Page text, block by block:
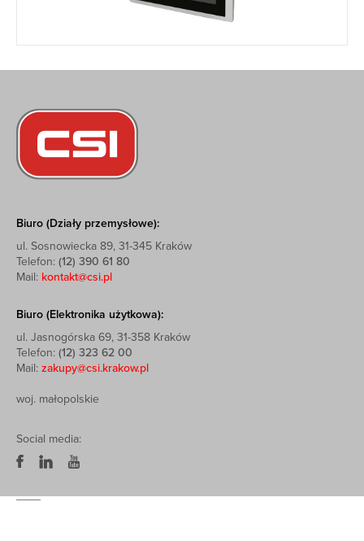
Biuro (Działy przemysłowe):
ul. Sosnowiecka 89, 31-345 Kraków
Telefon: (12) 390 61 80
Mail: kontakt@csi.pl
Biuro (Elektronika użytkowa):
ul. Jasnogórska 69, 31-358 Kraków
Telefon: (12) 323 62 00
Mail: zakupy@csi.krakow.pl
woj. małopolskie
Social media: